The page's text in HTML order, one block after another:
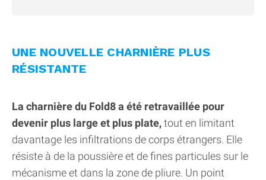
UNE NOUVELLE CHARNIÈRE PLUS
RÉSISTANTE
La charnière du Fold8 a été retravaillée pour
devenir plus large et plus plate,tout en limitant
davantage les infiltrations de corps étrangers. Elle
résiste à de la poussière et de fines particules sur le
mécanisme et dans la zone de pliure. Un point